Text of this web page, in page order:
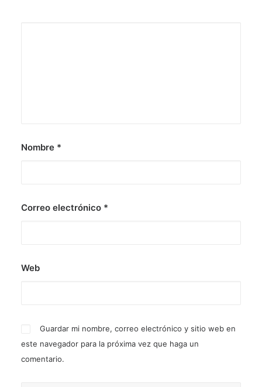
Nombre *
Correo electrónico *
Web
Guardar mi nombre, correo electrónico y sitio web en
este navegador para la próxima vez que haga un
comentario.